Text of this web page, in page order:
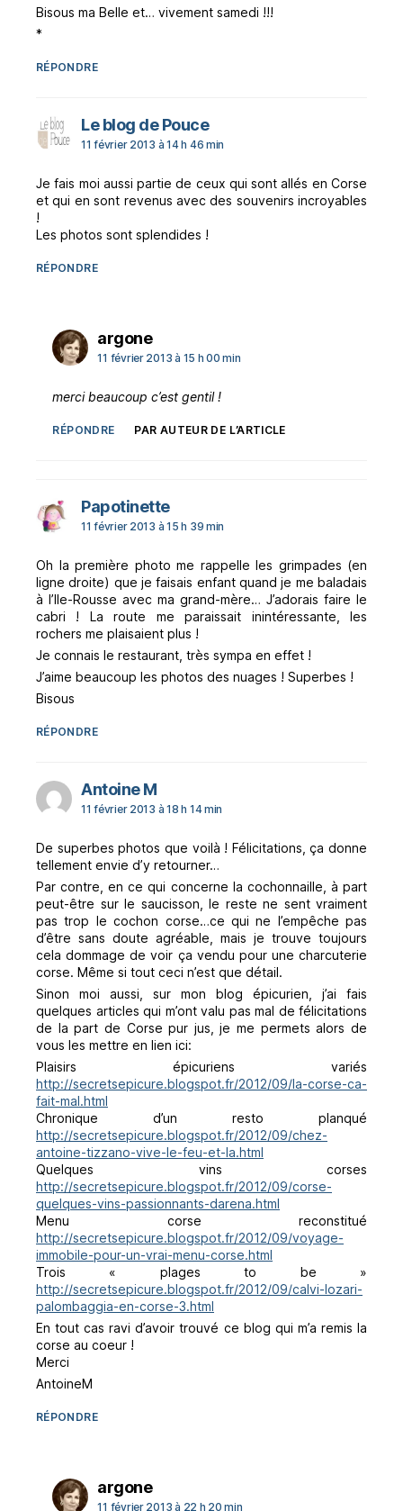
Bisous ma Belle et… vivement samedi !!!
*
RÉPONDRE
Le blog de Poucedit :
11 février 2013 à 14 h 46 min
Je fais moi aussi partie de ceux qui sont allés en Corse
et qui en sont revenus avec des souvenirs incroyables
!
Les photos sont splendides !
RÉPONDRE
argonedit :
11 février 2013 à 15 h 00 min
merci beaucoup c’est gentil !
RÉPONDRE PAR AUTEUR DE L’ARTICLE
Papotinettedit :
11 février 2013 à 15 h 39 min
Oh la première photo me rappelle les grimpades (en
ligne droite) que je faisais enfant quand je me baladais
à l’Ile-Rousse avec ma grand-mère… J’adorais faire le
cabri ! La route me paraissait inintéressante, les
rochers me plaisaient plus !
Je connais le restaurant, très sympa en effet !
J’aime beaucoup les photos des nuages ! Superbes !
Bisous
RÉPONDRE
Antoine Mdit :
11 février 2013 à 18 h 14 min
De superbes photos que voilà ! Félicitations, ça donne
tellement envie d’y retourner…
Par contre, en ce qui concerne la cochonnaille, à part
peut-être sur le saucisson, le reste ne sent vraiment
pas trop le cochon corse…ce qui ne l’empêche pas
d’être sans doute agréable, mais je trouve toujours
cela dommage de voir ça vendu pour une charcuterie
corse. Même si tout ceci n’est que détail.
Sinon moi aussi, sur mon blog épicurien, j’ai fais
quelques articles qui m’ont valu pas mal de félicitations
de la part de Corse pur jus, je me permets alors de
vous les mettre en lien ici:
Plaisirs épicuriens variés
http://secretsepicure.blogspot.fr/2012/09/la-corse-ca-
fait-mal.html
Chronique d’un resto planqué
http://secretsepicure.blogspot.fr/2012/09/chez-
antoine-tizzano-vive-le-feu-et-la.html
Quelques vins corses
http://secretsepicure.blogspot.fr/2012/09/corse-
quelques-vins-passionnants-darena.html
Menu corse reconstitué
http://secretsepicure.blogspot.fr/2012/09/voyage-
immobile-pour-un-vrai-menu-corse.html
Trois « plages to be »
http://secretsepicure.blogspot.fr/2012/09/calvi-lozari-
palombaggia-en-corse-3.html
En tout cas ravi d’avoir trouvé ce blog qui m’a remis la
corse au coeur !
Merci
AntoineM
RÉPONDRE
argonedit :
11 février 2013 à 22 h 20 min